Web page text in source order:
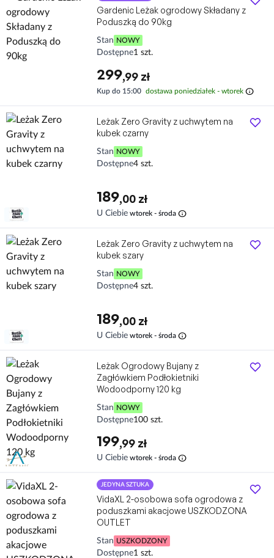
Gardenic Leżak ogrodowy Składany z
Poduszką do 90kg
Stan NOWY
Dostępne1 szt.
299,99 zł
Kup do 15:00 dostawa poniedziałek - wtorek info
Leżak Zero Gravity z uchwytem na
kubek czarny
Stan NOWY
Dostępne4 szt.
189,00 zł
U Ciebie wtorek - środa info
Leżak Zero Gravity z uchwytem na
kubek szary
Stan NOWY
Dostępne4 szt.
189,00 zł
U Ciebie wtorek - środa info
Leżak Ogrodowy Bujany z
Zagłówkiem Podłokietniki
Wodoodporny 120 kg
Stan NOWY
Dostępne100 szt.
199,99 zł
U Ciebie wtorek - środa info
JEDYNA SZTUKA
VidaXL 2-osobowa sofa ogrodowa z
poduszkami akacjowe USZKODZONA
OUTLET
Stan USZKODZONY
Dostępne1 szt.